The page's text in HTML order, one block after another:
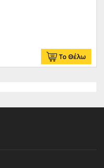
Το Θέλω